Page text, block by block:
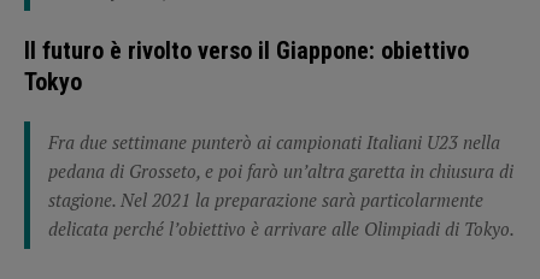
Il futuro è rivolto verso il Giappone: obiettivo
Tokyo
Fra due settimane punterò ai campionati Italiani U23 nella
pedana di Grosseto, e poi farò un’altra garetta in chiusura di
stagione. Nel 2021 la preparazione sarà particolarmente
delicata perché l’obiettivo è arrivare alle Olimpiadi di Tokyo.